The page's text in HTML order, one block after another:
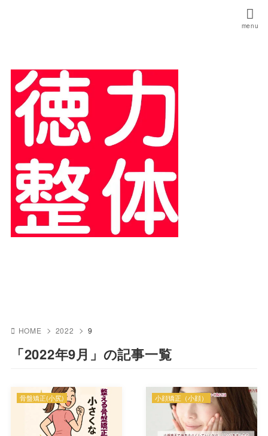
HOME 2022 9
「2022年9月」の記事一覧
骨盤矯正(小尻) 小顔矯正（小顔）